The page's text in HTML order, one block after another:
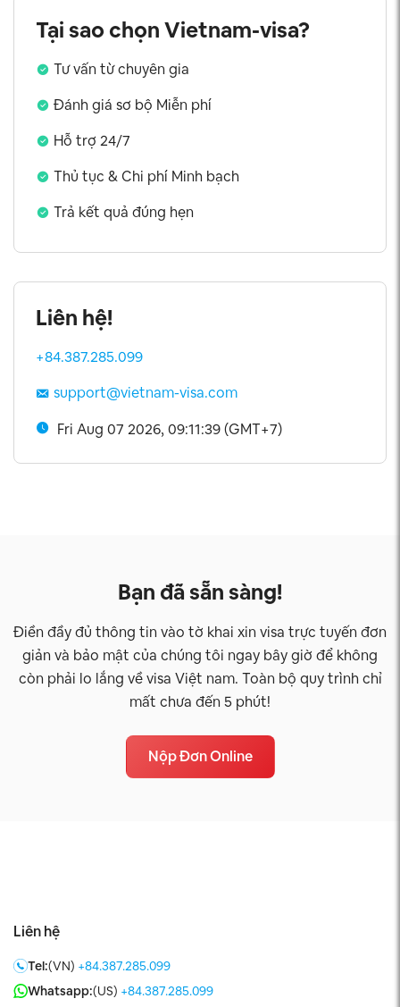
Tại sao chọn Vietnam-visa?
Tư vấn từ chuyên gia
Đánh giá sơ bộ Miễn phí
Hỗ trợ 24/7
Thủ tục & Chi phí Minh bạch
Trả kết quả đúng hẹn
Liên hệ!
+84.387.285.099
support@vietnam-visa.com
Fri Aug 07 2026, 09:11:39 (GMT+7)
Bạn đã sẵn sàng!
Điền đầy đủ thông tin vào tờ khai xin visa trực tuyến đơn
giản và bảo mật của chúng tôi ngay bây giờ để không
còn phải lo lắng về visa Việt nam. Toàn bộ quy trình chỉ
mất chưa đến 5 phút!
Nộp Đơn Online
Liên hệ
Tel:(VN) +84.387.285.099
Whatsapp:(US) +84.387.285.099